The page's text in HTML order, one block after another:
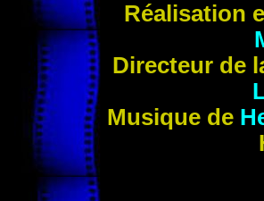
Réalisation
Directeur de
Musique de